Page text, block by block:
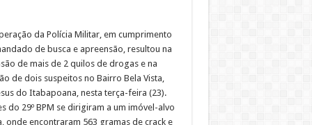
da Polícia Militar, em cumprimento
de busca e apreensão, resultou na
de mais de 2 quilos de drogas e na
de dois suspeitos no Bairro Bela Vista,
do Itabapoana, nesta terça-feira (23).
do 29º BPM se dirigiram a um imóvel-alvo
onde encontraram 563 gramas de crack e